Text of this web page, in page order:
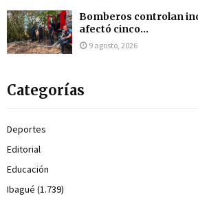
Bomberos controlan
afectó cinco...
9 agosto, 2026
Categorías
Deportes
Editorial
Educación
Ibagué (1.739)